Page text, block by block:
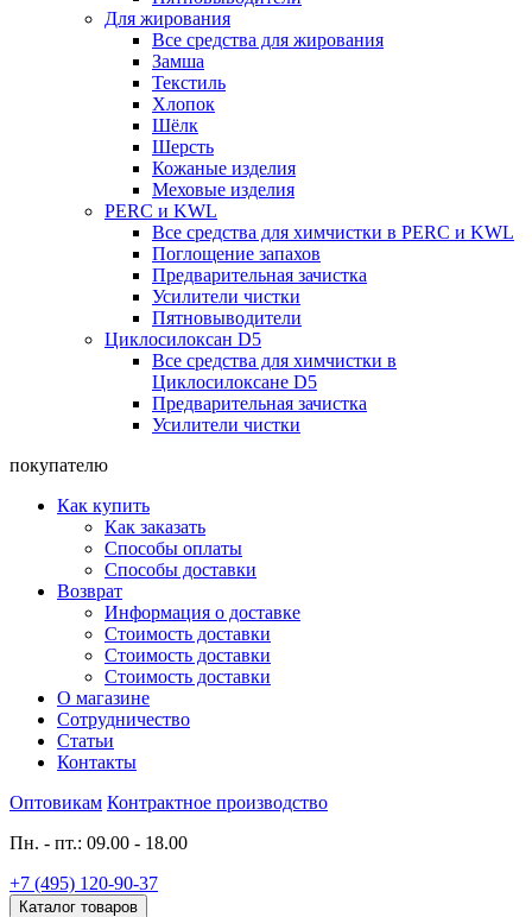
Для жирования
Все средства для жирования
Замша
Текстиль
Хлопок
Шёлк
Шерсть
Кожаные изделия
Меховые изделия
PERC и KWL
Все средства для химчистки в PERC и KWL
Поглощение запахов
Предварительная зачистка
Усилители чистки
Пятновыводители
Циклосилоксан D5
Все средства для химчистки в
Циклосилоксане D5
Предварительная зачистка
Усилители чистки
покупателю
Как купить
Как заказать
Способы оплаты
Способы доставки
Возврат
Информация о доставке
Стоимость доставки
Стоимость доставки
Стоимость доставки
О магазине
Сотрудничество
Статьи
Контакты
Оптовикам Контрактное производство
Пн. - пт.: 09.00 - 18.00
+7 (495) 120-90-37
Каталог товаров